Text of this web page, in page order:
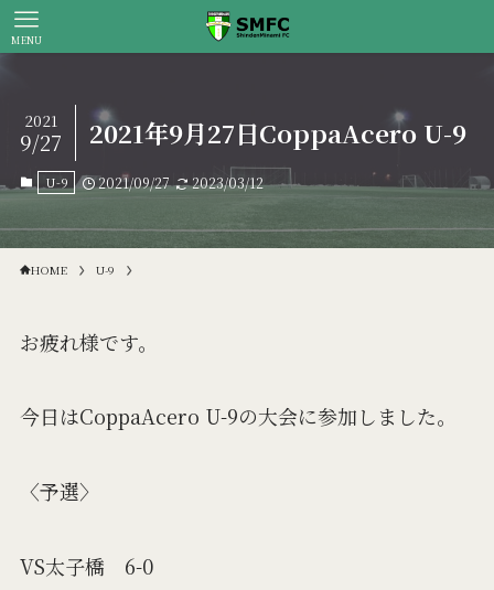
MENU
2021年9月27日CoppaAcero U-9
2021
9/27
U-9 2021/09/27 2023/03/12
HOME U-9
お疲れ様です。
今日はCoppaAcero U-9の大会に参加しました。
〈予選〉
VS太子橋 6-0